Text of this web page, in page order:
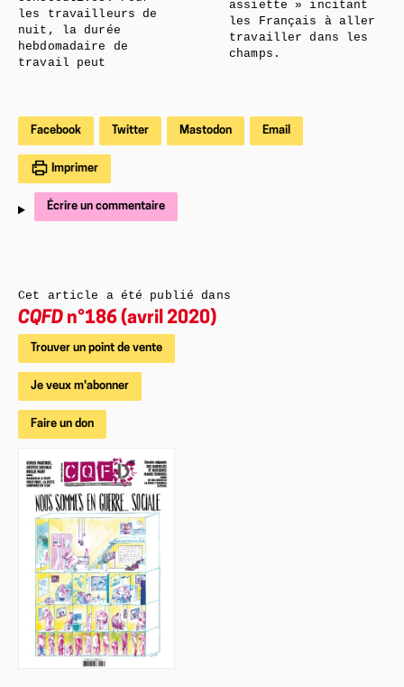
les travailleurs de
nuit, la durée
hebdomadaire de
travail peut
assiette » incitant
les Français à aller
travailler dans les
champs.
Facebook Twitter Mastodon Email
Imprimer
Écrire un commentaire
Cet article a été publié dans
CQFD n°186 (avril 2020)
Trouver un point de vente
Je veux m'abonner
Faire un don